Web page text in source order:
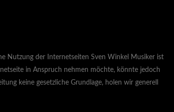
Nutzung der Internetseiten Sven Winkel Musiker ist
in Anspruch nehmen möchte, könnte jedoch
keine gesetzliche Grundlage, holen wir generell